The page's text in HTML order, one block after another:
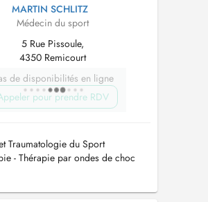
MARTIN SCHLITZ
Médecin du sport
5 Rue Pissoule,
4350 Remicourt
de disponibilités en ligne
pour prendre RDV
Traumatologie du Sport
- Thérapie par ondes de choc
PRP (Plasma Riche en Plaquettes)
Médecin agréé ACFF